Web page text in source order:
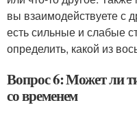
вы взаимодействуете с
есть сильные и слабые
определить, какой из
Вопрос 6: Может ли
со временем